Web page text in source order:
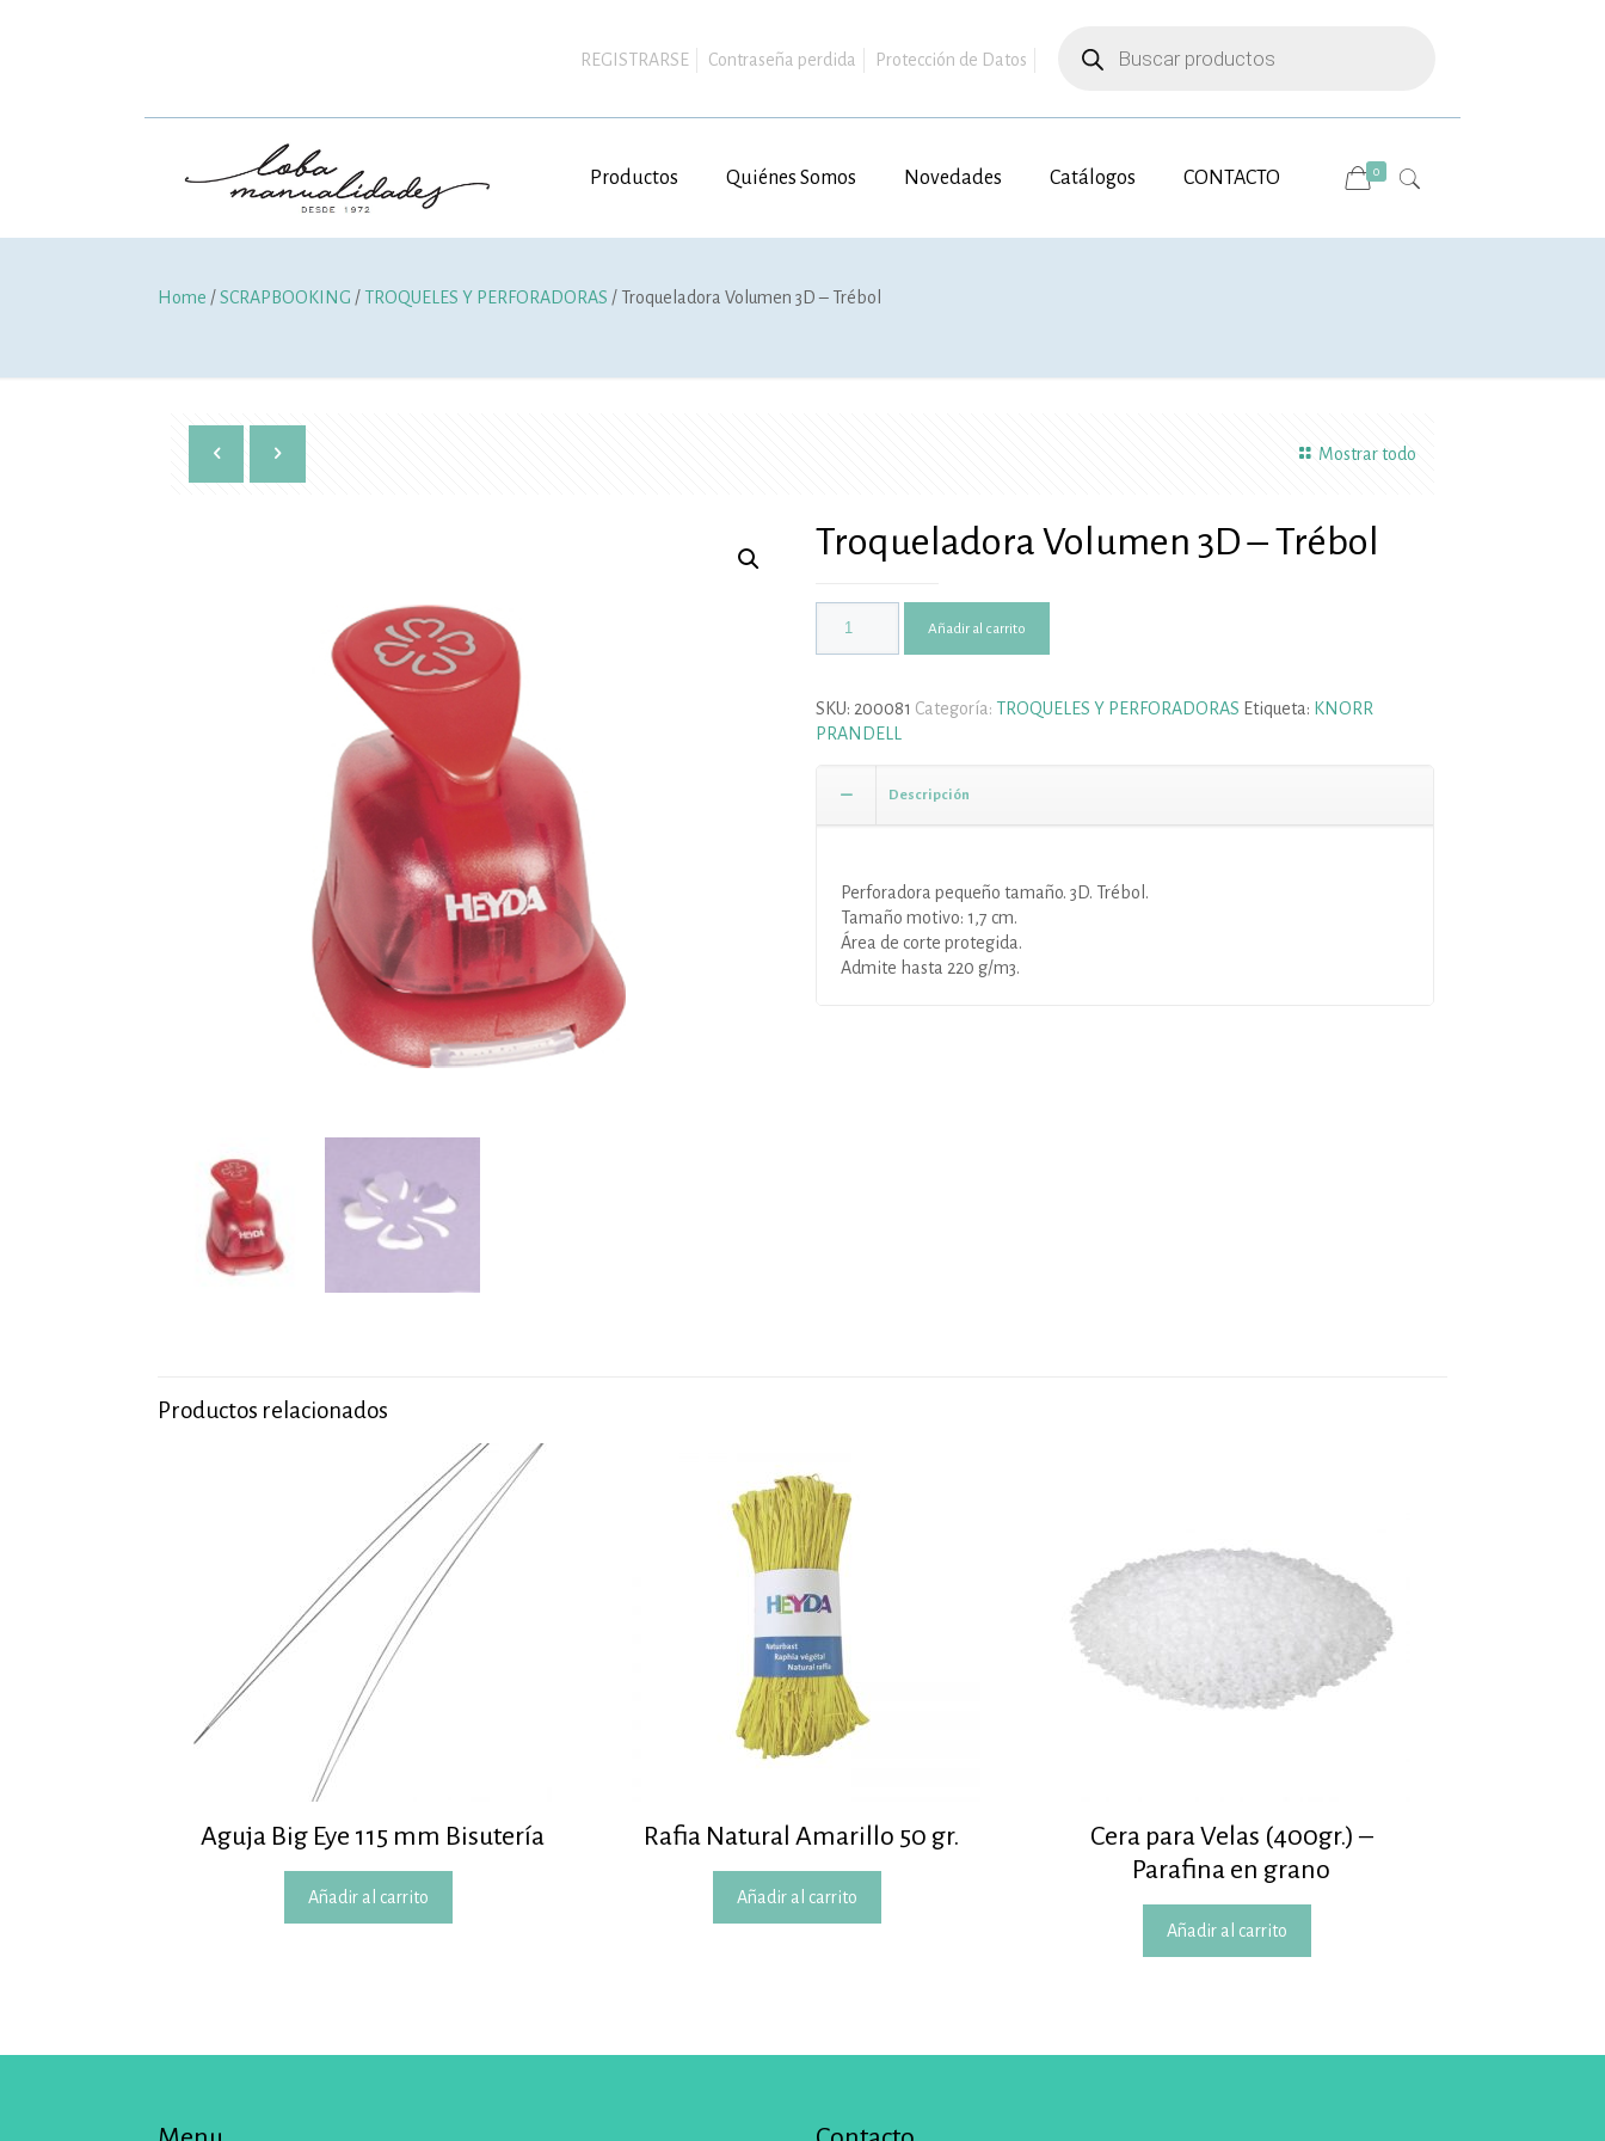
REGISTRARSE Contraseña perdida Protección de Datos
productos
Productos Quiénes Somos Novedades Catálogos CONTACTO 0
Home /SCRAPBOOKING / TROQUELES Y PERFORADORAS / Troqueladora Volumen 3D – Trébol
Mostrar todo
Troqueladora Volumen 3D – Trébol
Añadir al carrito
SKU: 200081 Categoría: TROQUELES Y PERFORADORAS Etiqueta: KNORR
PRANDELL
Descripción
Perforadora pequeño tamaño. 3D. Trébol.
Tamaño motivo: 1,7 cm.
Área de corte protegida.
Admite hasta 220 g/m3.
Productos relacionados
Aguja Big Eye 115 mm Bisutería
Añadir al carrito
Rafia Natural Amarillo 50 gr.
Añadir al carrito
Cera para Velas (400gr.) –
Parafina en grano
Añadir al carrito